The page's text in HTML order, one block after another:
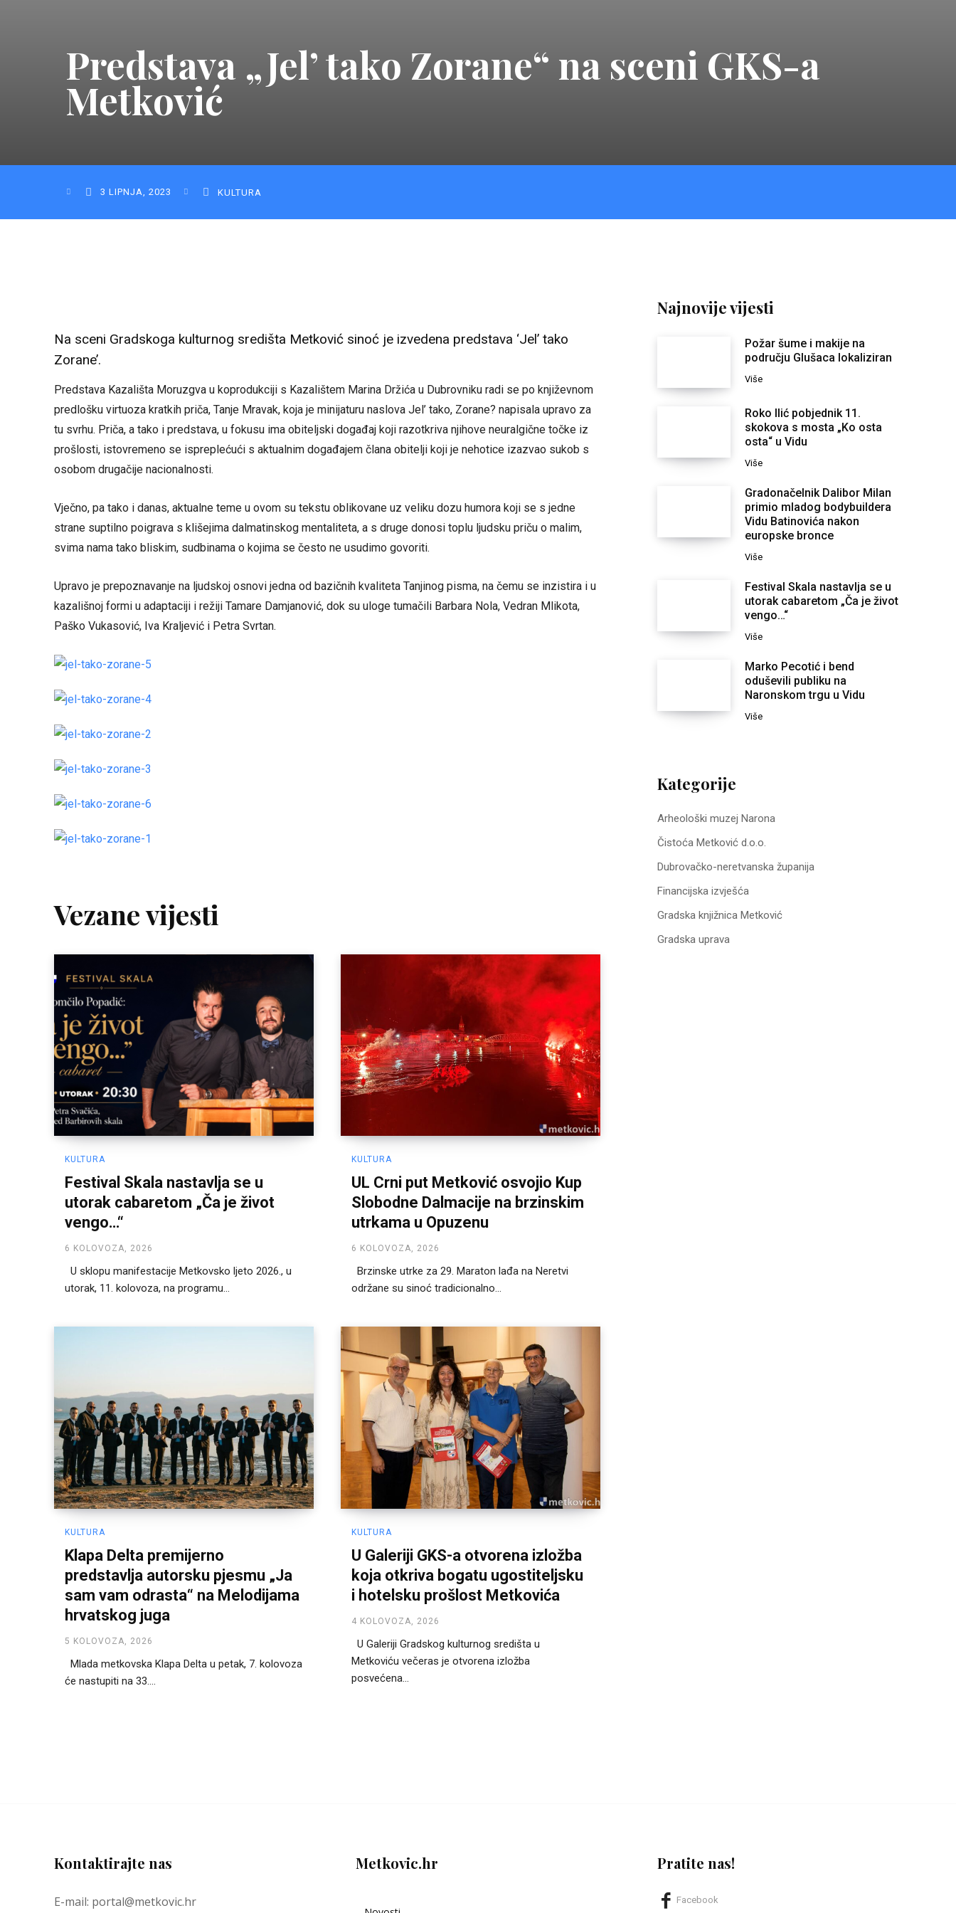
Predstava „Jel’ tako Zorane“ na sceni GKS-a
Metković
3 LIPNJA, 2023 KULTURA
Na sceni Gradskoga kulturnog središta Metković sinoć je izvedena predstava ‘Jel’ tako
Zorane’.
Predstava Kazališta Moruzgva u koprodukciji s Kazalištem Marina Držića u Dubrovniku radi se po književnom
predlošku virtuoza kratkih priča, Tanje Mravak, koja je minijaturu naslova Jel’ tako, Zorane? napisala upravo za
tu svrhu. Priča, a tako i predstava, u fokusu ima obiteljski događaj koji razotkriva njihove neuralgične točke iz
prošlosti, istovremeno se ispreplećući s aktualnim događajem člana obitelji koji je nehotice izazvao sukob s
osobom drugačije nacionalnosti.
Vječno, pa tako i danas, aktualne teme u ovom su tekstu oblikovane uz veliku dozu humora koji se s jedne
strane suptilno poigrava s klišejima dalmatinskog mentaliteta, a s druge donosi toplu ljudsku priču o malim,
svima nama tako bliskim, sudbinama o kojima se često ne usudimo govoriti.
Upravo je prepoznavanje na ljudskoj osnovi jedna od bazičnih kvaliteta Tanjinog pisma, na čemu se inzistira i u
kazališnoj formi u adaptaciji i režiji Tamare Damjanović, dok su uloge tumačili Barbara Nola, Vedran Mlikota,
Paško Vukasović, Iva Kraljević i Petra Svrtan.
Vezane vijesti
KULTURA
Festival Skala nastavlja se u
utorak cabaretom „Ča je život
vengo…“
6 KOLOVOZA, 2026
utorak, 11. kolovoza, na programu...
KULTURA
UL Crni put Metković osvojio Kup
Slobodne Dalmacije na brzinskim
utrkama u Opuzenu
6 KOLOVOZA, 2026
Brzinske utrke za 29. Maraton lađa na Neretvi
održane su sinoć tradicionalno...
KULTURA
Klapa Delta premijerno
predstavlja autorsku pjesmu „Ja
sam vam odrasta“ na Melodijama
hrvatskog juga
5 KOLOVOZA, 2026
Mlada metkovska Klapa Delta u petak, 7. kolovoza
će nastupiti na 33....
KULTURA
U Galeriji GKS-a otvorena izložba
koja otkriva bogatu ugostiteljsku
i hotelsku prošlost Metkovića
4 KOLOVOZA, 2026
U Galeriji Gradskog kulturnog središta u
Metkoviću večeras je otvorena izložba
posvećena...
Najnovije vijesti
Požar šume i makije na
području Glušaca lokaliziran
Više
Roko Ilić pobjednik 11.
skokova s mosta „Ko osta
osta“ u Vidu
Više
Gradonačelnik Dalibor Milan
primio mladog bodybuildera
Vidu Batinovića nakon
europske bronce
Više
Festival Skala nastavlja se u
utorak cabaretom „Ča je život
vengo…“
Više
Marko Pecotić i bend
oduševili publiku na
Naronskom trgu u Vidu
Više
Kategorije
Arheološki muzej Narona
Čistoća Metković d.o.o.
Dubrovačko-neretvanska županija
Financijska izvješća
Gradska knjižnica Metković
Gradska uprava
Kontaktirajte nas
E-mail: portal@metkovic.hr
Metkovic.hr Pratite nas!
Facebook